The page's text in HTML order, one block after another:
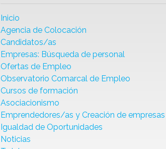
Inicio
Agencia de Colocación
Candidatos/as
Empresas: Búsqueda de personal
Ofertas de Empleo
Observatorio Comarcal de Empleo
Cursos de formación
Asociacionismo
Emprendedores/as y Creación de empresas
Igualdad de Oportunidades
Noticias